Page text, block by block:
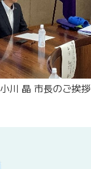
小川 晶 市長のご挨拶